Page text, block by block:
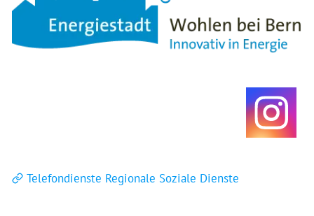
Telefondienste Regionale Soziale Dienste